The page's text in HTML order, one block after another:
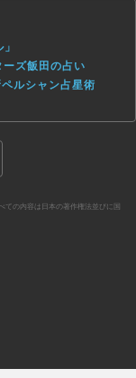
ーズ飯田の占い
ルシャン占星術
の内容は日本の著作権法並びに国